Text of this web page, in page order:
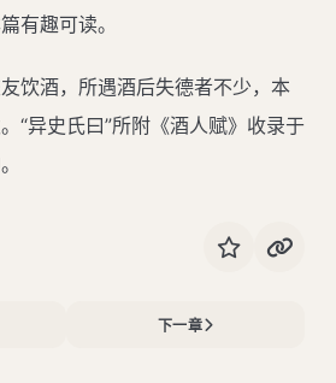
有趣可读。
饮酒，所遇酒后失德者不少，本
“异史氏曰”所附《酒人赋》收录于
下一章